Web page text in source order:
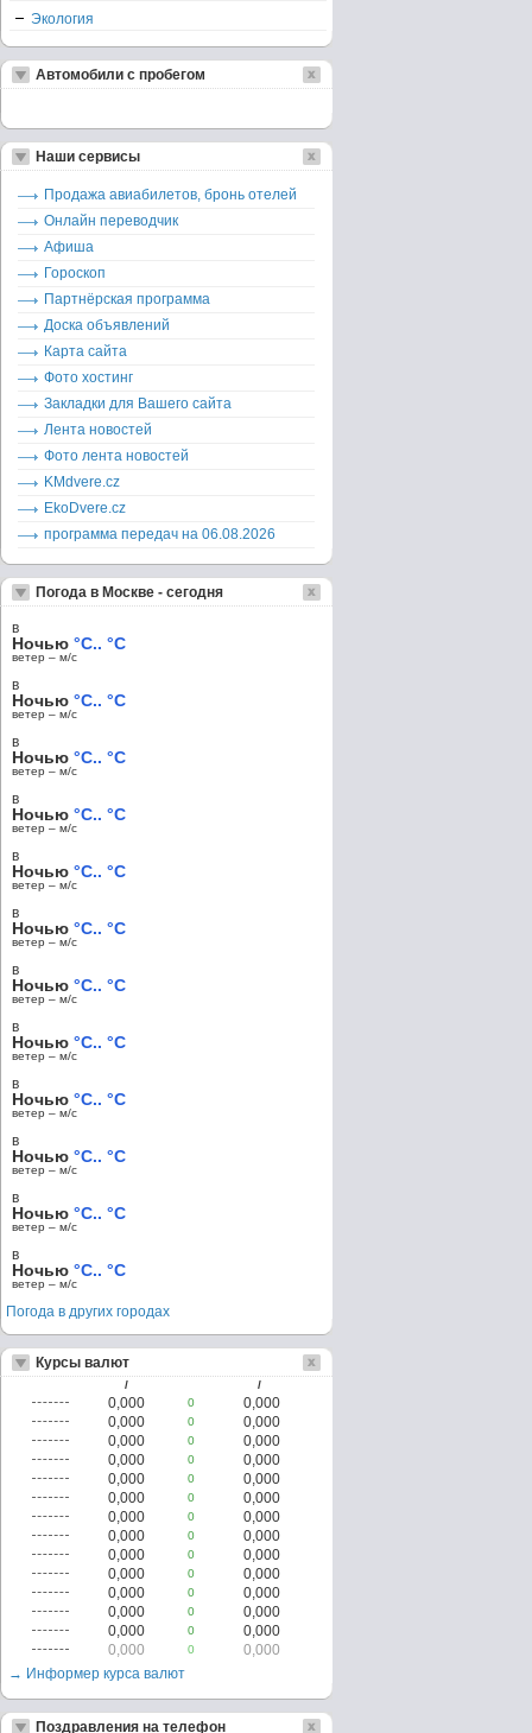
Экология
Автомобили с пробегом
Наши сервисы
Продажа авиабилетов, бронь отелей
Онлайн переводчик
Афиша
Гороскоп
Партнёрская программа
Доска объявлений
Карта сайта
Фото хостинг
Закладки для Вашего сайта
Лента новостей
Фото лента новостей
KMdvere.cz
EkoDvere.cz
программа передач на 06.08.2026
Погода в Москве - сегодня
в
Ночью °C.. °C
ветер – м/c
в
Ночью °C.. °C
ветер – м/c
в
Ночью °C.. °C
ветер – м/c
в
Ночью °C.. °C
ветер – м/c
в
Ночью °C.. °C
ветер – м/c
в
Ночью °C.. °C
ветер – м/c
в
Ночью °C.. °C
ветер – м/c
в
Ночью °C.. °C
ветер – м/c
в
Ночью °C.. °C
ветер – м/c
в
Ночью °C.. °C
ветер – м/c
в
Ночью °C.. °C
ветер – м/c
в
Ночью °C.. °C
ветер – м/c
Погода в других городах
Курсы валют
/ /
0,000 0
0,000
0,000
0
0,000
0,000
0
0,000
0,000
0
0,000
0,000
0
0,000
0,000
0
0,000
0,000
0
0,000
0,000
0
0,000
0,000
0
0,000
0,000
0
0,000
0,000
0
0,000
0,000
0
0,000
0,000
0
0,000
0,000
0
0,000
→ Информер курса валют
Поздравления на телефон